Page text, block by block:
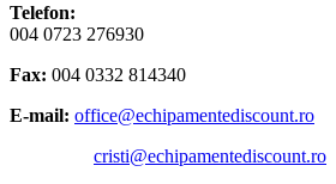
Telefon:
004 0723 276930
Fax: 004 0332 814340
E-mail: office@echipamentediscount.ro
cristi@echipamentediscount.ro